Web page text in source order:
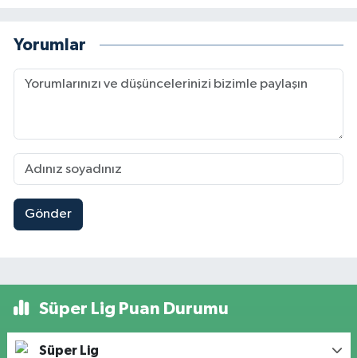
Yorumlar
Gönder
Süper Lig Puan Durumu
Süper Lig